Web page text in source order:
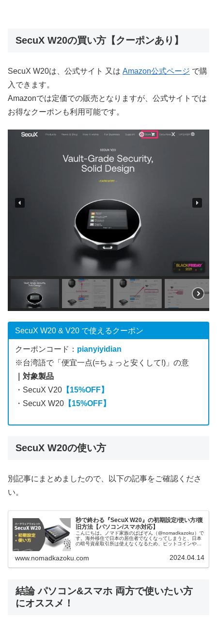
SecuX W20の買い方【クーポンあり】
SecuX W20は、公式サイト 又は Amazon公式ページ で購
入できます。
Amazonでは定価での販売となりますが、公式サイトでは
お得なクーポンも利用可能です。
SecuX W20 & V20 で使えるクーポン
クーポンコード： pianyiyidian
※台湾語で「便宜一点(=ちょっと安くして!)」の意
｜対象製品
・SecuX V20【15%OFF】
・SecuX W20【15%OFF】
SecuX W20の使い方
別記事にまとめましたので、以下の記事をご確認くださ
い。
秒で終わる『SecuX W20』の初期設定/使い方/復
旧方法【パソコン/スマホ対応】
こんにちは。ノマド家族のぱぱぞん（@nomadkazoku）で
す。海外移住で日本の居住者でなくなってしまうと、日本
の暗号資産取引所は使えなくなるため、ビットコインやイ
www.nomadkazoku.com 2024.04.14
結論 パソコン&スマホ 両方で使いたい方
にオススメ！